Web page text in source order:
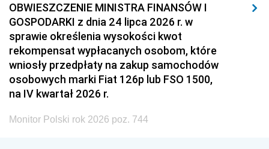
OBWIESZCZENIE MINISTRA FINANSÓW I
GOSPODARKI z dnia 24 lipca 2026 r. w
sprawie określenia wysokości kwot
rekompensat wypłacanych osobom, które
wniosły przedpłaty na zakup samochodów
osobowych marki Fiat 126p lub FSO 1500,
na IV kwartał 2026 r.
Monitor Polski rok 2026 poz. 744